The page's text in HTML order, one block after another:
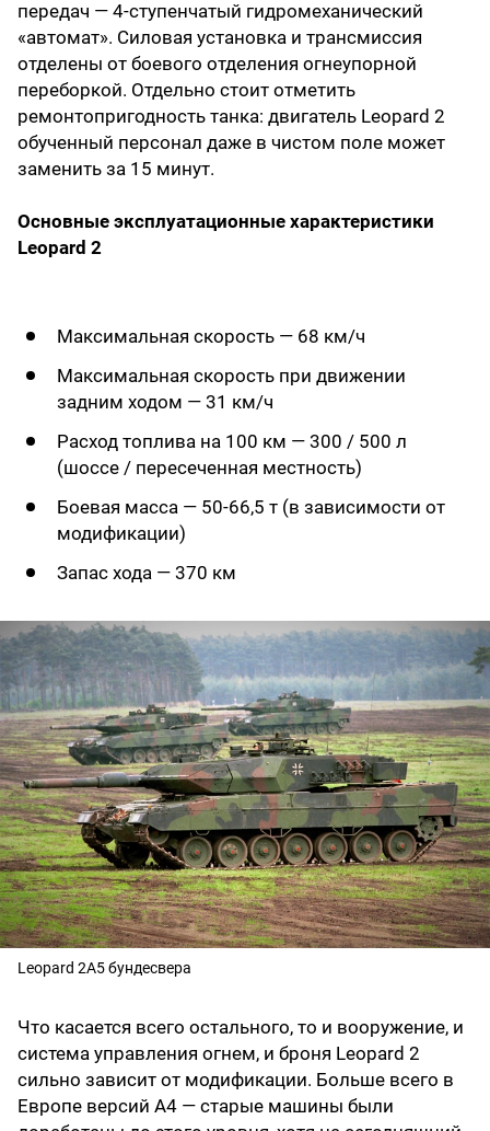
передач — 4-ступенчатый гидромеханический
«автомат». Силовая установка и трансмиссия
отделены от боевого отделения огнеупорной
переборкой. Отдельно стоит отметить
ремонтопригодность танка: двигатель Leopard 2
обученный персонал даже в чистом поле может
заменить за 15 минут.
Основные эксплуатационные характеристики
Leopard 2
Максимальная скорость — 68 км/ч
Максимальная скорость при движении
задним ходом — 31 км/ч
Расход топлива на 100 км — 300 / 500 л
(шоссе / пересеченная местность)
Боевая масса — 50-66,5 т (в зависимости от
модификации)
Запас хода — 370 км
Leopard 2A5 бундесвера
Что касается всего остального, то и вооружение, и
система управления огнем, и броня Leopard 2
сильно зависит от модификации. Больше всего в
Европе версий А4 — старые машины были